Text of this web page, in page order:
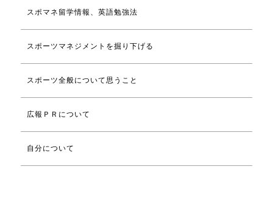
スポマネ留学情報、英語勉強法
スポーツマネジメントを掘り下げる
スポーツ全般について思うこと
広報ＰＲについて
自分について